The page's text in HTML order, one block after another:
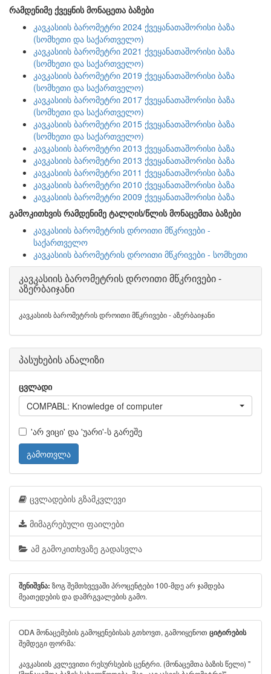
რამდენიმე ქვეყნის მონაცეთა ბაზები
კავკასიის ბარომეტრი 2024 ქვეყანათაშორისი ბაზა
(სომხეთი და საქართველო)
კავკასიის ბარომეტრი 2021 ქვეყანათაშორისი ბაზა
(სომხეთი და საქართველო)
კავკასიის ბარომეტრი 2019 ქვეყანათაშორისი ბაზა
(სომხეთი და საქართველო)
კავკასიის ბარომეტრი 2017 ქვეყანათაშორისი ბაზა
(სომხეთი და საქართველო)
კავკასიის ბარომეტრი 2015 ქვეყანათაშორისი ბაზა
(სომხეთი და საქართველო)
კავკასიის ბარომეტრი 2013 ქვეყანათაშორისი ბაზა
კავკასიის ბარომეტრი 2013 ქვეყანათაშორისი ბაზა
კავკასიის ბარომეტრი 2011 ქვეყანათაშორისი ბაზა
კავკასიის ბარომეტრი 2010 ქვეყანათაშორისი ბაზა
კავკასიის ბარომეტრი 2009 ქვეყანათაშორისი ბაზა
გამოკითხვის რამდენიმე ტალღის/წლის მონაცემთა ბაზები
კავკასიის ბარომეტრის დროითი მწკრივები -
საქართველო
კავკასიის ბარომეტრის დროითი მწკრივები - სომხეთი
კავკასიის ბარომეტრის დროითი მწკრივები -
აზერბაიჯანი
კავკასიის ბარომეტრის დროითი მწკრივები - აზერბაიჯანი
პასუხების ანალიზი
ცვლადი
COMPABL: Knowledge of computer
'არ ვიცი' და 'უარი'-ს გარეშე
გამოთვლა
ცვლადების გზამკვლევი
მიმაგრებული ფაილები
ამ გამოკითხვაზე გადასვლა
შენიშვნა: ზოგ შემთხვევაში პროცენტები 100-მდე არ ჯამდება
მეათედების და დამრგვალების გამო.
ODA მონაცემების გამოყენებისას გთხოვთ, გამოიყენოთ ციტირების
შემდეგი ფორმა:
კავკასიის კვლევითი რესურსების ცენტრი. (მონაცემთა ბაზის წელი) "